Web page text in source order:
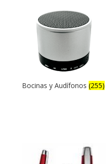
Bocinas y Audífonos (255)